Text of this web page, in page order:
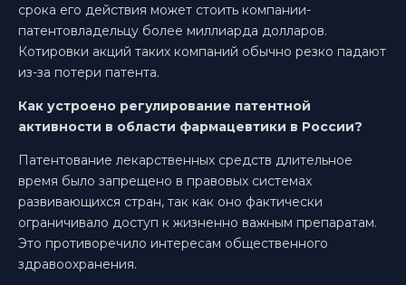
срока его действия может стоить компании-
патентовладельцу более миллиарда долларов.
Котировки акций таких компаний обычно резко падают
из-за потери патента.
Как устроено регулирование патентной
активности в области фармацевтики в России?
Патентование лекарственных средств длительное
время было запрещено в правовых системах
развивающихся стран, так как оно фактически
ограничивало доступ к жизненно важным препаратам.
Это противоречило интересам общественного
здравоохранения.